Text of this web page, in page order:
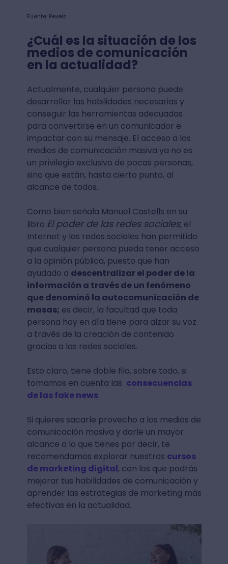
Fuente: Pexels
¿Cuál es la situación de los
medios de comunicación
en la actualidad?
Actualmente, cualquier persona puede
desarrollar las habilidades necesarias y
conseguir las herramientas adecuadas
para convertirse en un comunicador e
impactar con su mensaje. El acceso a los
medios de comunicación masiva ya no es
un privilegio exclusivo de pocas personas,
sino que están, hasta cierto punto, al
alcance de todos.
Como bien señala Manuel Castells en su
libro El poder de las redes sociales, el
Internet y las redes sociales han permitido
que cualquier persona pueda tener acceso
a la opinión pública, puesto que han
ayudado a descentralizar el poder de la
información a través de un fenómeno
que denominó la autocomunicación de
masas; es decir, la facultad que toda
persona hoy en día tiene para alzar su voz
a través de la creación de contenido
gracias a las redes sociales.
Esto claro, tiene doble filo, sobre todo, si
tomamos en cuenta las consecuencias
de las fake news.
Si quieres sacarle provecho a los medios de
comunicación masiva y darle un mayor
alcance a lo que tienes por decir, te
recomendamos explorar nuestros cursos
de marketing digital, con los que podrás
mejorar tus habilidades de comunicación y
aprender las estrategias de marketing más
efectivas en la actualidad.